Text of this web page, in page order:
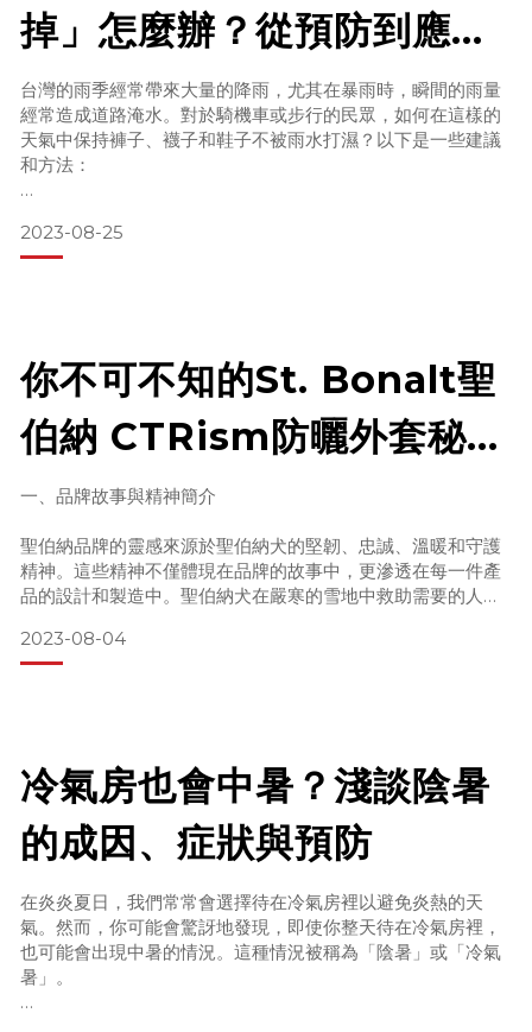
衝鋒衣最初是為軍事用途和極端氣候條件下設計的。其高度防
水和透氣的特性使它成為特種部隊和登山者的首選。這種衣物
最早由軍隊用於極端環境，如戰場和極地探險。
衝鋒衣在全球文化中的多重身份
掉」怎麼辦？從預防到應對
的全方位策略！
台灣的雨季經常帶來大量的降雨，尤其在暴雨時，瞬間的雨量
經常造成道路淹水。對於騎機車或步行的民眾，如何在這樣的
天氣中保持褲子、襪子和鞋子不被雨水打濕？以下是一些建議
和方法：
雨褲：除了雨衣，雨褲也是一個很好的選擇，尤其是在大雨
中。它可以有效地防止褲子濕掉，並且提供額外的保護層。
防水鞋或雨鞋：選擇一雙好的防水鞋或雨
2023-08-25
你不可不知的St. Bonalt聖
伯納 CTRism防曬外套秘
密！
一、品牌故事與精神簡介
聖伯納品牌的靈感來源於聖伯納犬的堅韌、忠誠、溫暖和守護
精神。這些精神不僅體現在品牌的故事中，更滲透在每一件產
品的設計和製造中。聖伯納犬在嚴寒的雪地中救助需要的人，
持。
表著通過創新的設計理念和技術，打造出一款可以有效應對不
同氣候的外套。CTRism不僅是一種技術，更是一種追求完美
舒適度的精神。
&nbs
2023-08-04
冷氣房也會中暑？淺談陰暑
的成因、症狀與預防
在炎炎夏日，我們常常會選擇待在冷氣房裡以避免炎熱的天
氣。然而，你可能會驚訝地發現，即使你整天待在冷氣房裡，
也可能會出現中暑的情況。這種情況被稱為「陰暑」或「冷氣
暑」。